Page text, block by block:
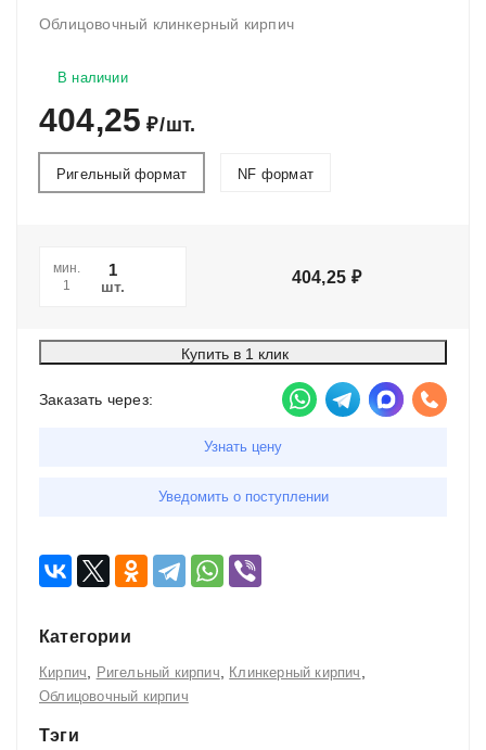
Облицовочный клинкерный кирпич
В наличии
404,25 ₽/шт.
Ригельный формат NF формат
мин.
1
шт. 404,25 ₽
Купить в 1 клик
Заказать через:
Узнать цену
Уведомить о поступлении
Категории
Кирпич Ригельный кирпич Клинкерный кирпич
Облицовочный кирпич
Тэги